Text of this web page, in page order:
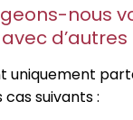
nous
uniquement
suivants :